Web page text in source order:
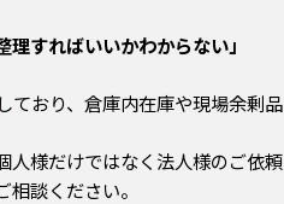
すればいいかわからない」
ており、倉庫内在庫や現場余剰
人様だけではなく法人様のご依
談ください。